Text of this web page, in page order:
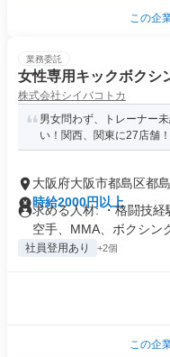
この企
業務委託
女性専用キックボクシ
株式会社シイバコトカ
男女問わず、トレーナー
い！関西、関東に27店舗！
大阪府大阪市都島区都
時給2000円以上
求める人材: ・格闘技
空手、MMA、ボクシン
社員登用あり +2個
この企